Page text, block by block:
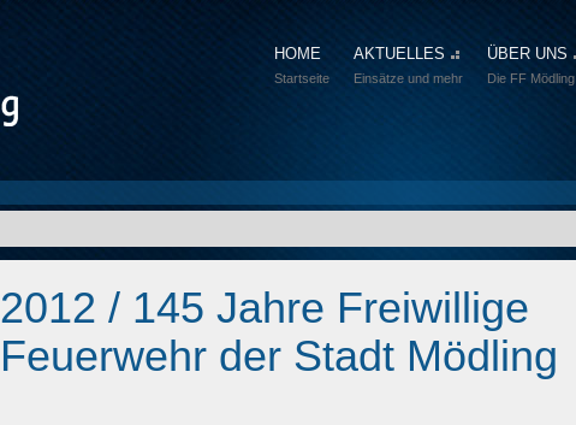
HOME
Startseite
AKTUELLES
Einsätze und mehr
ÜBER UNS
Die FF Mödling
2012 / 145 Jahre Freiwillige
Feuerwehr der Stadt Mödling